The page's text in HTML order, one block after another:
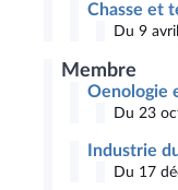
Chasse et
Du 9
Membre
Oenologie
Du 23
Industrie
Du 17